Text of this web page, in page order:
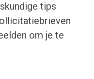
tips
om je te